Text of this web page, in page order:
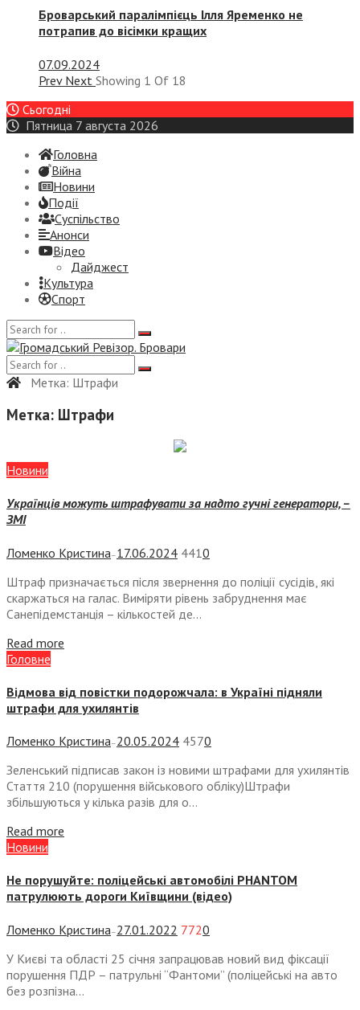
Броварський паралімпієць Ілля Яременко не
потрапив до вісімки кращих
07.09.2024
Prev Next Showing 1 Of 18
Сьогодні
Пятница 7 августа 2026
Головна
Війна
Новини
Події
Суспiльство
Анонси
Відео
Дайджест
Культура
Спорт
Метка: Штрафи
Метка: Штрафи
Новини
Українців можуть штрафувати за надто гучні генератори, –
ЗМІ
Ломенко Кристина — 17.06.2024 4410
Штраф призначається після звернення до поліції сусідів, які
скаржаться на галас. Виміряти рівень забруднення має
Санепідемстанція – кількостей де...
Read more
Головне
Відмова від повістки подорожчала: в Україні підняли
штрафи для ухилянтів
Ломенко Кристина— 20.05.2024 4570
Зеленський підписав закон із новими штрафами для ухилянтів
Стаття 210 (порушення військового обліку)Штрафи
збільшуються у кілька разів для о...
Read more
Новини
Не порушуйте: поліцейські автомобілі PHANTOM
патрулюють дороги Київщини (відео)
Ломенко Кристина — 27.01.2022 7720
У Києві та області 25 січня запрацював новий вид фіксації
порушення ПДР – патрульні “Фантоми” (поліцейські на авто
без розпізна...